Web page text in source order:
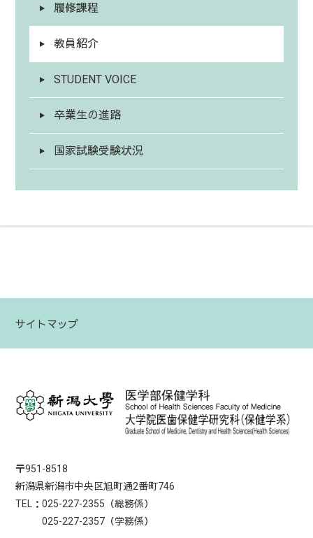
履修課程
教員紹介
STUDENT VOICE
卒業生の進路
国家試験受験状況
サイトマップ
〒951-8518
新潟県新潟市中央区旭町通2番町746
TEL：025-227-2355（総務係）
025-227-2357（学務係）